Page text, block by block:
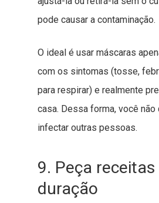
pode causar a contaminação.
O ideal é usar máscaras
com os sintomas (tosse,
para respirar) e realmente
casa. Dessa forma, você
infectar outras pessoas.
9. Peça
duração